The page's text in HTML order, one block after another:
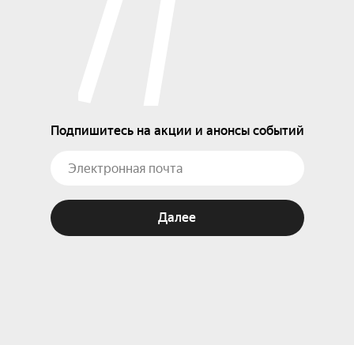
Подпишитесь на акции и анонсы событий
Далее